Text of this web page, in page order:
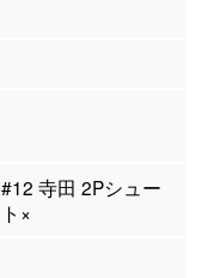
#12 寺田 2Pシュー
ト×